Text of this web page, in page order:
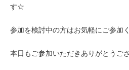
す☆
参加を検討中の方はお気軽にご参加
本日もご参加いただきありがとうご